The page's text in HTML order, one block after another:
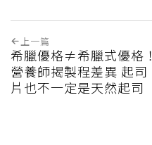
上一篇
希臘優格≠希臘式優格！
營養師揭製程差異 起司
片也不一定是天然起司